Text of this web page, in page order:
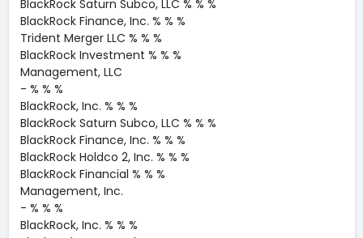
BlackRock Saturn Subco, LLC % % %
BlackRock Finance, Inc. % % %
Trident Merger LLC % % %
BlackRock Investment % % %
Management, LLC
- % % %
BlackRock, Inc. % % %
BlackRock Saturn Subco, LLC % % %
BlackRock Finance, Inc. % % %
BlackRock Holdco 2, Inc. % % %
BlackRock Financial % % %
Management, Inc.
- % % %
BlackRock, Inc. % % %